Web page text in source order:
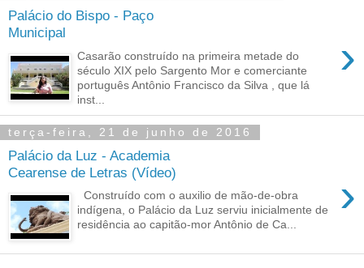
Palácio do Bispo - Paço
Municipal
›
Casarão construído na primeira metade do
século XIX pelo Sargento Mor e comerciante
português Antônio Francisco da Silva , que lá
inst...
terça-feira, 21 de junho de 2016
Palácio da Luz - Academia
Cearense de Letras (Vídeo)
›
Construído com o auxilio de mão-de-obra
indígena, o Palácio da Luz serviu inicialmente de
residência ao capitão-mor Antônio de Ca...